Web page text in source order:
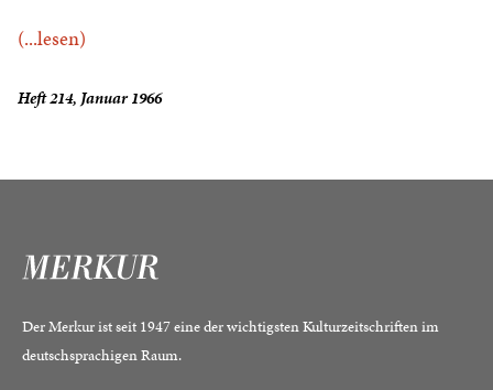
(...lesen)
Heft 214, Januar 1966
Der Merkur ist seit 1947 eine der wichtigsten Kulturzeitschriften im
deutschsprachigen Raum.